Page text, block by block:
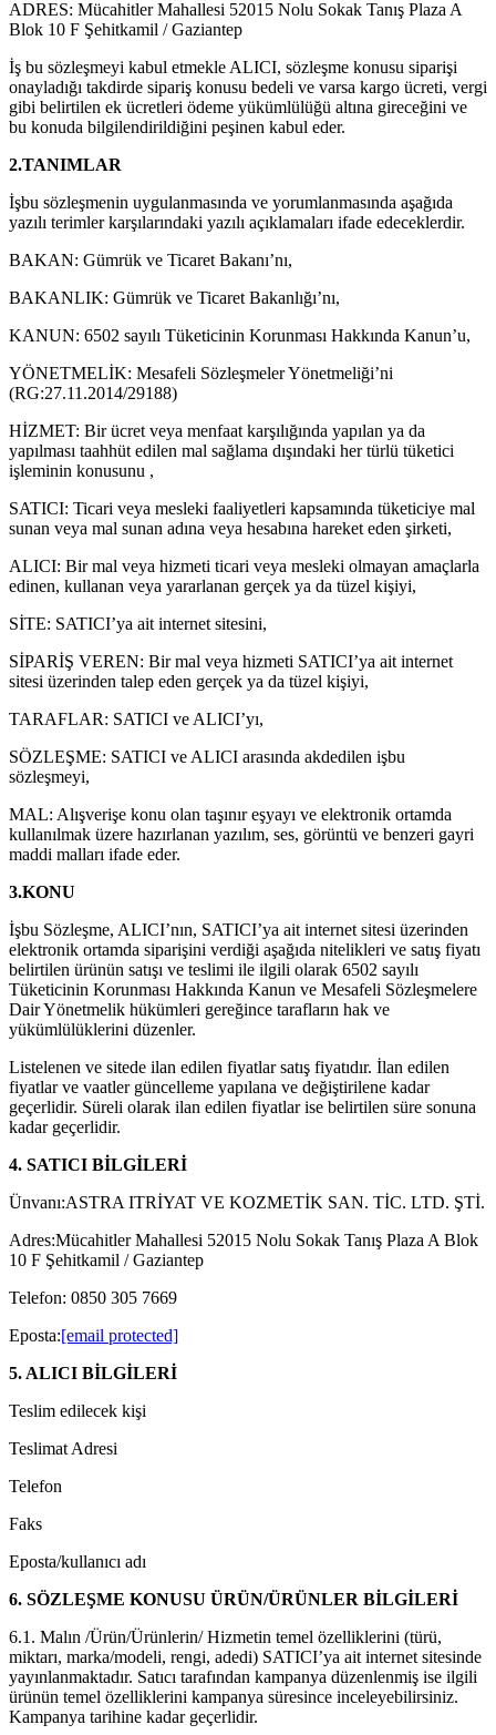
ADRES: Mücahitler Mahallesi 52015 Nolu Sokak Tanış Plaza A
Blok 10 F Şehitkamil / Gaziantep
İş bu sözleşmeyi kabul etmekle ALICI, sözleşme konusu siparişi
onayladığı takdirde sipariş konusu bedeli ve varsa kargo ücreti, vergi
gibi belirtilen ek ücretleri ödeme yükümlülüğü altına gireceğini ve
bu konuda bilgilendirildiğini peşinen kabul eder.
2.TANIMLAR
İşbu sözleşmenin uygulanmasında ve yorumlanmasında aşağıda
yazılı terimler karşılarındaki yazılı açıklamaları ifade edeceklerdir.
BAKAN: Gümrük ve Ticaret Bakanı’nı,
BAKANLIK: Gümrük ve Ticaret Bakanlığı’nı,
KANUN: 6502 sayılı Tüketicinin Korunması Hakkında Kanun’u,
YÖNETMELİK: Mesafeli Sözleşmeler Yönetmeliği’ni
(RG:27.11.2014/29188)
HİZMET: Bir ücret veya menfaat karşılığında yapılan ya da
yapılması taahhüt edilen mal sağlama dışındaki her türlü tüketici
işleminin konusunu ,
SATICI: Ticari veya mesleki faaliyetleri kapsamında tüketiciye mal
sunan veya mal sunan adına veya hesabına hareket eden şirketi,
ALICI: Bir mal veya hizmeti ticari veya mesleki olmayan amaçlarla
edinen, kullanan veya yararlanan gerçek ya da tüzel kişiyi,
SİTE: SATICI’ya ait internet sitesini,
SİPARİŞ VEREN: Bir mal veya hizmeti SATICI’ya ait internet
sitesi üzerinden talep eden gerçek ya da tüzel kişiyi,
TARAFLAR: SATICI ve ALICI’yı,
SÖZLEŞME: SATICI ve ALICI arasında akdedilen işbu
sözleşmeyi,
MAL: Alışverişe konu olan taşınır eşyayı ve elektronik ortamda
kullanılmak üzere hazırlanan yazılım, ses, görüntü ve benzeri gayri
maddi malları ifade eder.
3.KONU
İşbu Sözleşme, ALICI’nın, SATICI’ya ait internet sitesi üzerinden
elektronik ortamda siparişini verdiği aşağıda nitelikleri ve satış fiyatı
belirtilen ürünün satışı ve teslimi ile ilgili olarak 6502 sayılı
Tüketicinin Korunması Hakkında Kanun ve Mesafeli Sözleşmelere
Dair Yönetmelik hükümleri gereğince tarafların hak ve
yükümlülüklerini düzenler.
Listelenen ve sitede ilan edilen fiyatlar satış fiyatıdır. İlan edilen
fiyatlar ve vaatler güncelleme yapılana ve değiştirilene kadar
geçerlidir. Süreli olarak ilan edilen fiyatlar ise belirtilen süre sonuna
kadar geçerlidir.
4. SATICI BİLGİLERİ
Ünvanı:ASTRA ITRİYAT VE KOZMETİK SAN. TİC. LTD. ŞTİ.
Adres:Mücahitler Mahallesi 52015 Nolu Sokak Tanış Plaza A Blok
10 F Şehitkamil / Gaziantep
Telefon: 0850 305 7669
Eposta:[email protected]
5. ALICI BİLGİLERİ
Teslim edilecek kişi
Teslimat Adresi
Telefon
Faks
Eposta/kullanıcı adı
6. SÖZLEŞME KONUSU ÜRÜN/ÜRÜNLER BİLGİLERİ
6.1. Malın /Ürün/Ürünlerin/ Hizmetin temel özelliklerini (türü,
miktarı, marka/modeli, rengi, adedi) SATICI’ya ait internet sitesinde
yayınlanmaktadır. Satıcı tarafından kampanya düzenlenmiş ise ilgili
ürünün temel özelliklerini kampanya süresince inceleyebilirsiniz.
Kampanya tarihine kadar geçerlidir.